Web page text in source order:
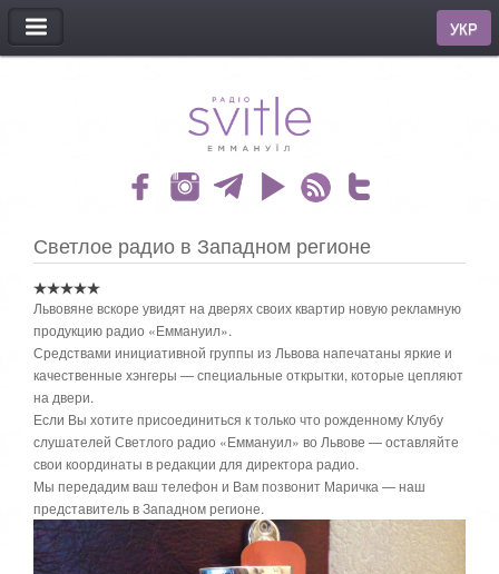
МЕНЮ
УКР
Светлое радио в Западном регионе
Львовяне вскоре увидят на дверях своих квартир новую рекламную
продукцию радио «Еммануил».
Средствами инициативной группы из Львова напечатаны яркие и
качественные хэнгеры — специальные открытки, которые цепляют
на двери.
Если Вы хотите присоединиться к только что рожденному Клубу
слушателей Светлого радио «Еммануил» во Львове — оставляйте
свои координаты в редакции для директора радио.
Мы передадим ваш телефон и Вам позвонит Маричка — наш
представитель в Западном регионе.